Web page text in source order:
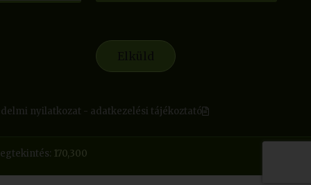
nyilatkozat - adatkezelési tájékoztató
170,300